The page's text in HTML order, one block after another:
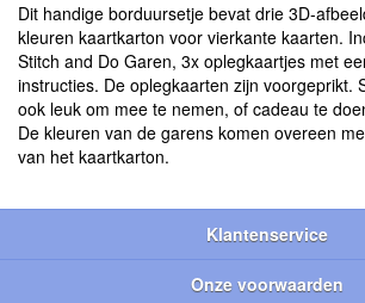
Dit handige borduursetje bevat drie 3D-
kleuren kaartkarton voor vierkante kaarten.
Stitch and Do Garen, 3x oplegkaartjes met
instructies. De oplegkaarten zijn voorgeprikt.
ook leuk om mee te nemen, of cadeau te
De kleuren van de garens komen overeen
van het kaartkarton.
Klantenservice
Onze voorwaarden